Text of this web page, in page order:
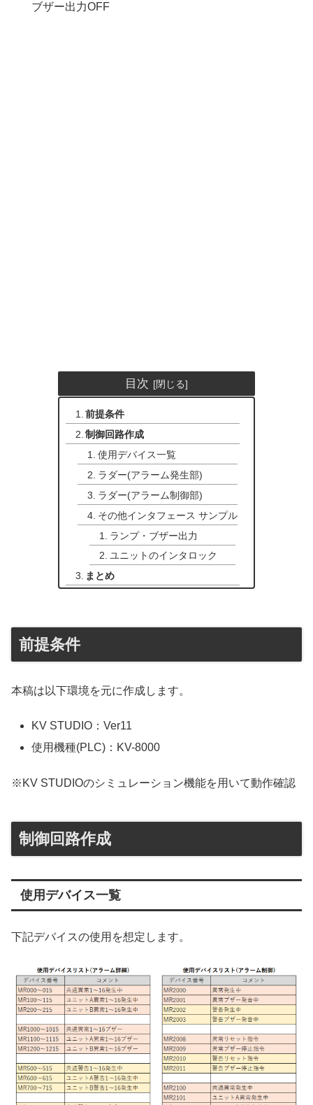
ブザー出力OFF
目次
前提条件
制御回路作成
使用デバイス一覧
ラダー(アラーム発生部)
ラダー(アラーム制御部)
その他インタフェース サンプル
ランプ・ブザー出力
ユニットのインタロック
まとめ
前提条件
本稿は以下環境を元に作成します。
KV STUDIO：Ver11
使用機種(PLC)：KV-8000
※KV STUDIOのシミュレーション機能を用いて動作確認
制御回路作成
使用デバイス一覧
下記デバイスの使用を想定します。